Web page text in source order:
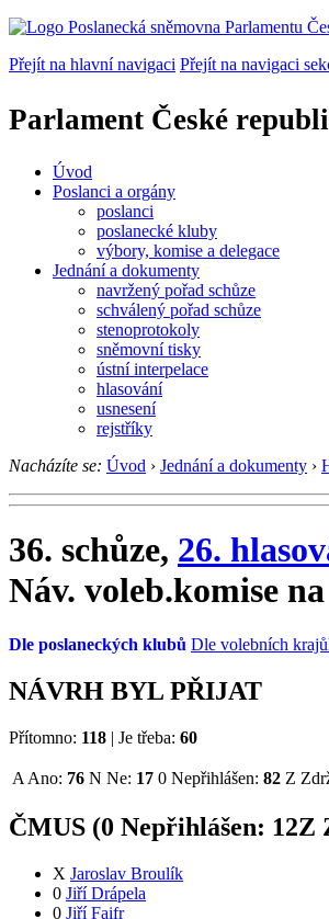
Přejít na hlavní navigaci Přejít na navigaci
Parlament České
Úvod
Poslanci a orgány
poslanci
poslanecké kluby
výbory, komise a delegace
Jednání a dokumenty
navržený pořad schůze
schválený pořad schůze
stenoprotokoly
sněmovní tisky
ústní interpelace
hlasování
usnesení
rejstříky
Nacházíte se: Úvod › Jednání a dokumenty ›
36. schůze, 26.
Náv. voleb.komise
Dle poslaneckých klubů Dle volebních krajů
NÁVRH BYL PŘIJAT
Přítomno: 118 | Je třeba: 60
A Ano: 76 N Ne: 17 0 Nepřihlášen: 82 Z
ČMUS (0 Nepřihlášen: 12Z
X Jaroslav Broulík
0 Jiří Drápela
0 Jiří Faifr